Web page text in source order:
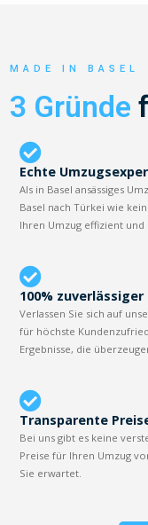
MADE IN BASEL
3 Gründe
Echte
Als in Basel ansässiges
Basel nach Türkei wie
Ihren Umzug effizient und
100%
Verlassen Sie sich auf
für höchste
Ergebnisse, die
Transparente
Bei uns gibt es keine
Preise für Ihren Umzug
Sie erwartet.